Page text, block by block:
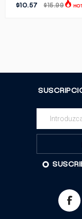
$10.57 $15.99